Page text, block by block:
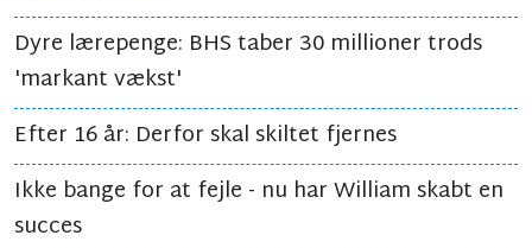
Dyre lærepenge: BHS taber 30 millioner trods
'markant vækst'
Efter 16 år: Derfor skal skiltet fjernes
Ikke bange for at fejle - nu har William skabt en
succes